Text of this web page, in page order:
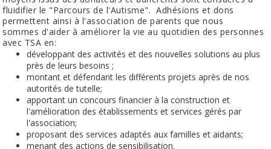
fluidifier le "Parcours de l'Autisme". Adhésions et dons
permettent ainsi à l'association de parents que nous
sommes d'aider à améliorer la vie au quotidien des personnes
avec TSA en:
développant des activités et des nouvelles solutions au plus
près de leurs besoins ;
montant et défendant les différents projets après de nos
autorités de tutelle;
apportant un concours financier à la construction et
l'amélioration des établissements et services gérés par
l'association;
proposant des services adaptés aux familles et aidants;
menant des actions de sensibilisation.